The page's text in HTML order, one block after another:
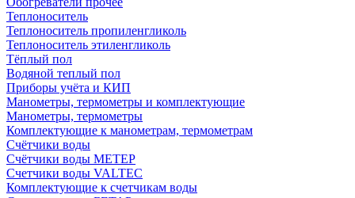
Теплоноситель
Теплоноситель пропиленгликоль
Теплоноситель этиленгликоль
Тёплый пол
Водяной теплый пол
Приборы учёта и КИП
Манометры, термометры и комплектующие
Манометры, термометры
Комплектующие к манометрам, термометрам
Счётчики воды
Счётчики воды МЕТЕР
Счетчики воды VALTEC
Комплектующие к счетчикам воды